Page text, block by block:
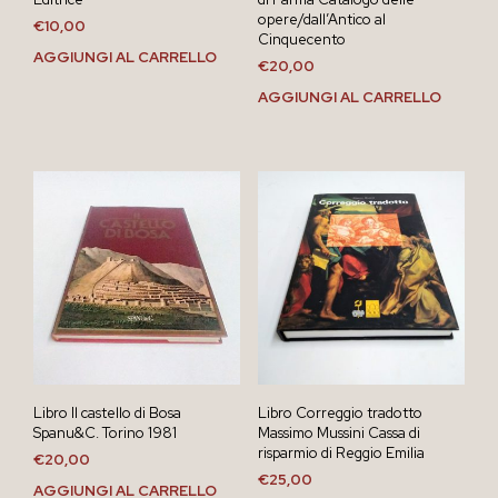
€10,00
AGGIUNGI AL CARRELLO
opere/dall’Antico al
Cinquecento
€20,00
AGGIUNGI AL CARRELLO
Libro Il castello di Bosa
Spanu&C. Torino 1981
€20,00
AGGIUNGI AL CARRELLO
Libro Correggio tradotto
Massimo Mussini Cassa di
risparmio di Reggio Emilia
€25,00